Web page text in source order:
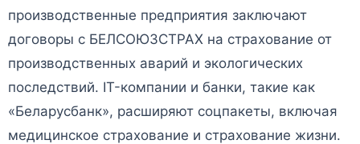
производственные предприятия заключают
договоры с БЕЛСОЮЗСТРАХ на страхование от
производственных аварий и экологических
последствий. IT-компании и банки, такие как
«Беларусбанк», расширяют соцпакеты, включая
медицинское страхование и страхование жизни.